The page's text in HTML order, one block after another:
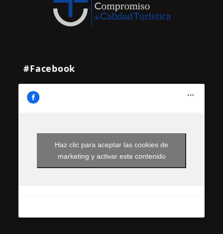
#Facebook
Haz clic para aceptar las cookies de
marketing y activar este contenido